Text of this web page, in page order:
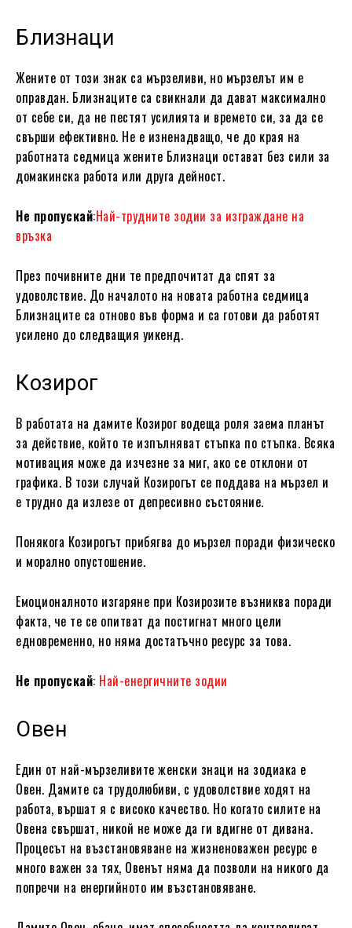
Близнаци
Жените от този знак са мързеливи, но мързелът им е
оправдан. Близнаците са свикнали да дават максимално
от себе си, да не пестят усилията и времето си, за да се
свърши ефективно. Не е изненадващо, че до края на
работната седмица жените Близнаци остават без сили за
домакинска работа или друга дейност.
Не пропускай:Най-трудните зодии за изграждане на
връзка
През почивните дни те предпочитат да спят за
удоволствие. До началото на новата работна седмица
Близнаците са отново във форма и са готови да работят
усилено до следващия уикенд.
Козирог
В работата на дамите Козирог водеща роля заема планът
за действие, който те изпълняват стъпка по стъпка. Всяка
мотивация може да изчезне за миг, ако се отклони от
графика. В този случай Козирогът се поддава на мързел и
е трудно да излезе от депресивно състояние.
Понякога Козирогът прибягва до мързел поради физическо
и морално опустошение.
Емоционалното изгаряне при Козирозите възниква поради
факта, че те се опитват да постигнат много цели
едновременно, но няма достатъчно ресурс за това.
Не пропускай: Най-енергичните зодии
Овен
Един от най-мързеливите женски знаци на зодиака е
Овен. Дамите са трудолюбиви, с удоволствие ходят на
работа, вършат я с високо качество. Но когато силите на
Овена свършат, никой не може да ги вдигне от дивана.
Процесът на възстановяване на жизненоважен ресурс е
много важен за тях, Овенът няма да позволи на никого да
попречи на енергийното им възстановяване.